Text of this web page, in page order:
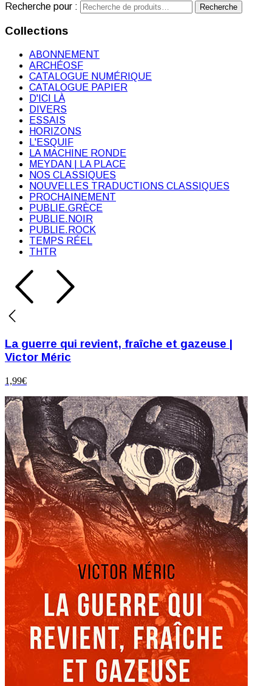
Recherche pour : Recherche
Collections
ABONNEMENT
ARCHÉOSF
CATALOGUE NUMÉRIQUE
CATALOGUE PAPIER
D'ICI LÀ
DIVERS
ESSAIS
HORIZONS
L'ESQUIF
LA MACHINE RONDE
MEYDAN | LA PLACE
NOS CLASSIQUES
NOUVELLES TRADUCTIONS CLASSIQUES
PROCHAINEMENT
PUBLIE.GRÈCE
PUBLIE.NOIR
PUBLIE.ROCK
TEMPS RÉEL
THTR
La guerre qui revient, fraîche et gazeuse |
Victor Méric
1,99€